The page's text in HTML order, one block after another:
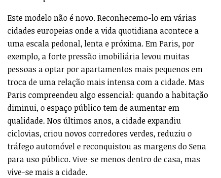
Este modelo não é novo. Reconhecemo-lo em várias
cidades europeias onde a vida quotidiana acontece a
uma escala pedonal, lenta e próxima. Em Paris, por
exemplo, a forte pressão imobiliária levou muitas
pessoas a optar por apartamentos mais pequenos em
troca de uma relação mais intensa com a cidade. Mas
Paris compreendeu algo essencial: quando a habitação
diminui, o espaço público tem de aumentar em
qualidade. Nos últimos anos, a cidade expandiu
ciclovias, criou novos corredores verdes, reduziu o
tráfego automóvel e reconquistou as margens do Sena
para uso público. Vive-se menos dentro de casa, mas
vive-se mais a cidade.